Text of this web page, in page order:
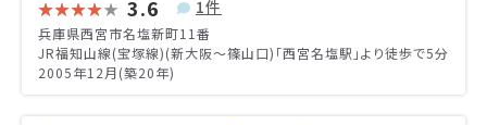
3.6 1件
兵庫県西宮市名塩新町11番
JR福知山線(宝塚線)(新大阪～篠山口)「西宮名塩駅」より徒歩で5分
2005年12月(築20年)